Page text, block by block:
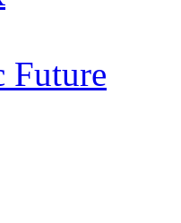
Future